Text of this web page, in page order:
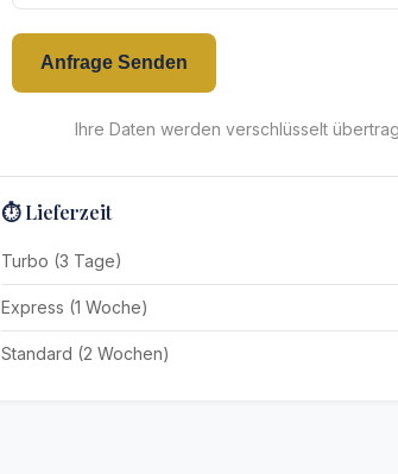
Anfrage Senden
Ihre Daten werden verschlüsselt
⏱️ Lieferzeit
Turbo (3 Tage)
Express (1 Woche)
Standard (2 Wochen)